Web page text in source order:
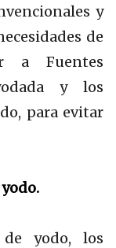
y
de
a Fuentes
y los
para evitar
yodo, los